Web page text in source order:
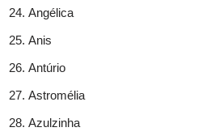
Angélica
Anis
Antúrio
Astromélia
Azulzinha